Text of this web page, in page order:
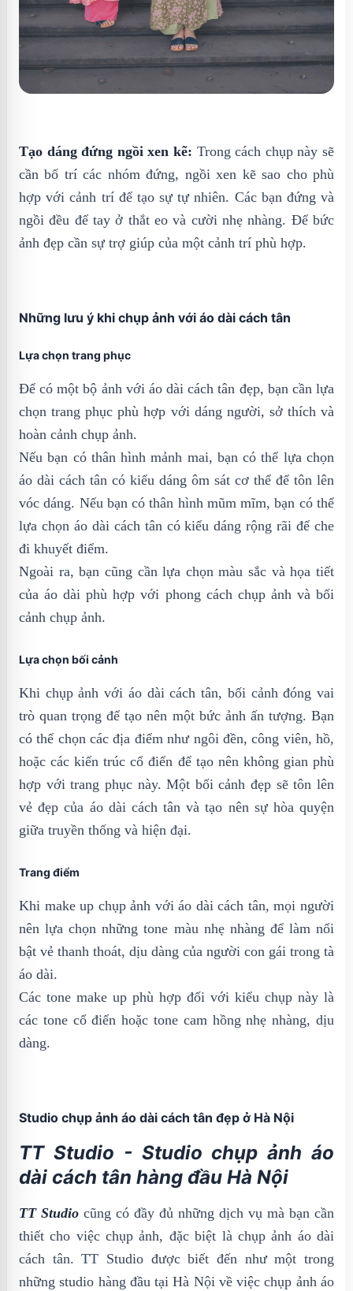
Tạo dáng đứng ngồi xen kẽ: Trong cách chụp này sẽ
cần bố trí các nhóm đứng, ngồi xen kẽ sao cho phù
hợp với cảnh trí để tạo sự tự nhiên. Các bạn đứng và
ngồi đều để tay ở thắt eo và cười nhẹ nhàng. Để bức
ảnh đẹp cần sự trợ giúp của một cảnh trí phù hợp.
Những lưu ý khi chụp ảnh với áo dài cách tân
Lựa chọn trang phục
Để có một bộ ảnh với áo dài cách tân đẹp, bạn cần lựa
chọn trang phục phù hợp với dáng người, sở thích và
hoàn cảnh chụp ảnh.
Nếu bạn có thân hình mảnh mai, bạn có thể lựa chọn
áo dài cách tân có kiểu dáng ôm sát cơ thể để tôn lên
vóc dáng. Nếu bạn có thân hình mũm mĩm, bạn có thể
lựa chọn áo dài cách tân có kiểu dáng rộng rãi để che
đi khuyết điểm.
Ngoài ra, bạn cũng cần lựa chọn màu sắc và họa tiết
của áo dài phù hợp với phong cách chụp ảnh và bối
cảnh chụp ảnh.
Lựa chọn bối cảnh
Khi chụp ảnh với áo dài cách tân, bối cảnh đóng vai
trò quan trọng để tạo nên một bức ảnh ấn tượng. Bạn
có thể chọn các địa điểm như ngôi đền, công viên, hồ,
hoặc các kiến trúc cổ điển để tạo nên không gian phù
hợp với trang phục này. Một bối cảnh đẹp sẽ tôn lên
vẻ đẹp của áo dài cách tân và tạo nên sự hòa quyện
giữa truyền thống và hiện đại.
Trang điểm
Khi make up chụp ảnh với áo dài cách tân, mọi người
nên lựa chọn những tone màu nhẹ nhàng để làm nổi
bật vẻ thanh thoát, dịu dàng của người con gái trong tà
áo dài.
Các tone make up phù hợp đối với kiểu chụp này là
các tone cổ điển hoặc tone cam hồng nhẹ nhàng, dịu
dàng.
Studio chụp ảnh áo dài cách tân đẹp ở Hà Nội
TT Studio - Studio chụp ảnh áo
dài cách tân hàng đầu Hà Nội
TT Studio cũng có đầy đủ những dịch vụ mà bạn cần
thiết cho việc chụp ảnh, đặc biệt là chụp ảnh áo dài
cách tân. TT Studio được biết đến như một trong
những studio hàng đầu tại Hà Nội về việc chụp ảnh áo